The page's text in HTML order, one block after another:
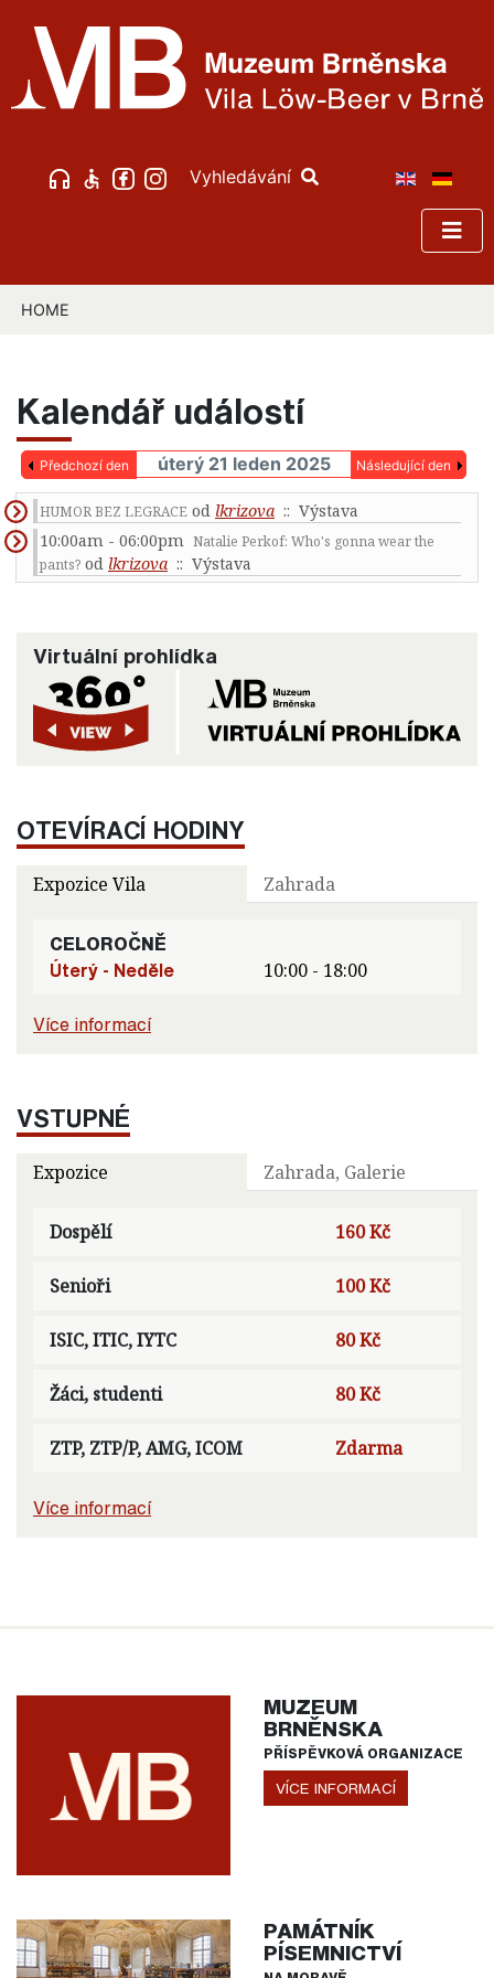
Vyhledávání
HOME
Kalendář událostí
Předchozí den úterý 21 leden 2025 Následující den
HUMOR BEZ LEGRACE od lkrizova :: Výstava
10:00am - 06:00pm Natalie Perkof: Who's gonna wear the
pants? od lkrizova :: Výstava
Virtuální prohlídka
OTEVÍRACÍ HODINY
Expozice Vila Zahrada
CELOROČNĚ
Úterý - Neděle
10:00 - 18:00
Více informací
VSTUPNÉ
Expozice Zahrada, Galerie
Dospělí 160 Kč
Senioři 100 Kč
ISIC, ITIC, IYTC 80 Kč
Žáci, studenti 80 Kč
ZTP, ZTP/P, AMG, ICOM Zdarma
Více informací
MUZEUM
BRNĚNSKA
PŘÍSPĚVKOVÁ ORGANIZACE
VÍCE INFORMACÍ
PAMÁTNÍK
PÍSEMNICTVÍ